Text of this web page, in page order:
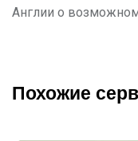
Англии о
Похожие